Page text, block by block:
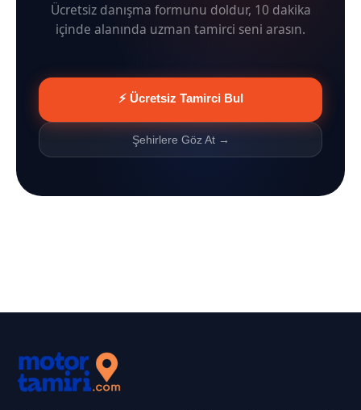
Ücretsiz danışma formunu doldur, 10 dakika
içinde alanında uzman tamirci seni arasın.
⚡ Ücretsiz Tamirci Bul
Şehirlere Göz At →